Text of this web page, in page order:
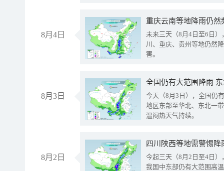
8月4日
重庆云南等地降雨仍然
未来三天（8月4日至6日
川、重庆、贵州等地仍然
害。
8月3日
全国仍有大范围降雨
今天（8月3日），全国仍
地区东部至华北、东北一
温闷热天气持续。
8月2日
今起三天（8月2日至4日
我国中东部仍有大范围高